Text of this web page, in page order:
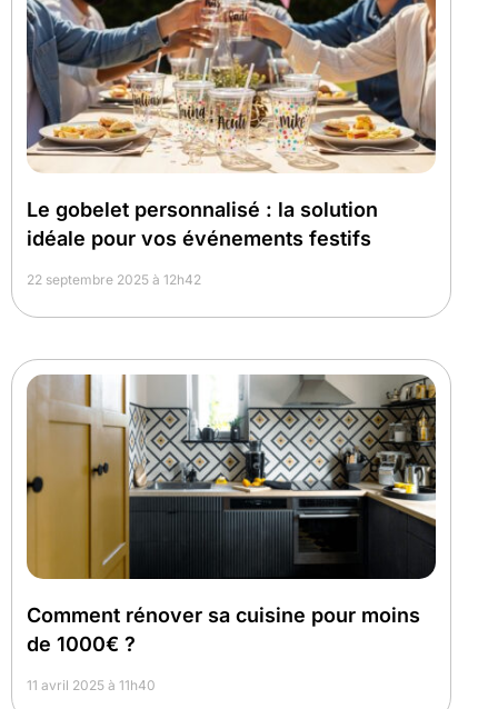
Le gobelet personnalisé : la solution
idéale pour vos événements festifs
22 septembre 2025 à 12h42
Comment rénover sa cuisine pour moins
de 1000€ ?
11 avril 2025 à 11h40